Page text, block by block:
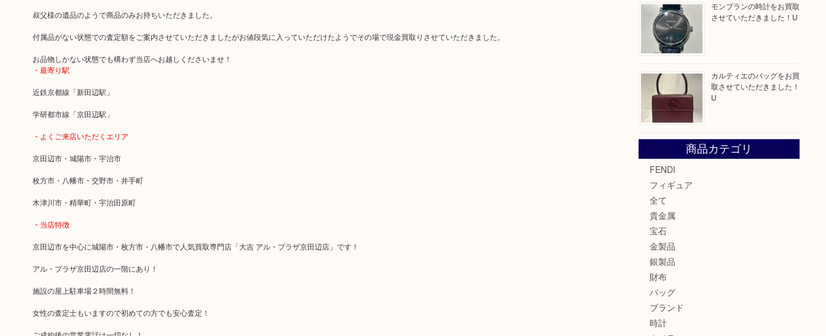
叔父様の遺品のようで商品のみお持ちいただきました。
付属品がない状態での査定額をご案内させていただきましたがお値段気に入っていただけたようでその場で現金買取りさせていただきました。
お品物しかない状態でも構わず当店へお越しくださいませ！
・最寄り駅
近鉄京都線「新田辺駅」
学研都市線「京田辺駅」
・よくご来店いただくエリア
京田辺市・城陽市・宇治市
枚方市・八幡市・交野市・井手町
木津川市・精華町・宇治田原町
・当店特徴
京田辺市を中心に城陽市・枚方市・八幡市で人気買取専門店「大吉 アル・プラザ京田辺店」です！
アル・プラザ京田辺店の一階にあり！
施設の屋上駐車場２時間無料！
女性の査定士もいますので初めての方でも安心査定！
モンブランの時計をお買取
させていただきました！U
カルティエのバッグをお買
取させていただきました！
U
商品カテゴリ
FENDI
フィギュア
全て
貴金属
宝石
金製品
銀製品
財布
バッグ
ブランド
時計